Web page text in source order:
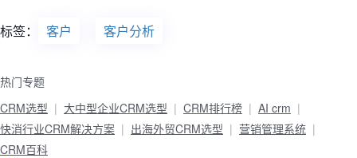
标签： 客户 客户分析
热门专题
CRM选型
大中型企业CRM选型 CRM排行榜
AI crm
快消行业CRM解决方案
出海外贸CRM选型
营销管理系统
CRM百科